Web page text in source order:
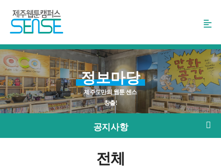
로
가
기
정보마당
제주도만의 웹툰 센스
창출!
공지사항
전체